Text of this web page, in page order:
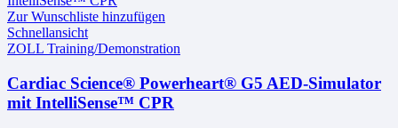
Zur Wunschliste hinzufügen
Schnellansicht
ZOLL Training/Demonstration
Cardiac Science® Powerheart® G5 AED-Simulator
mit IntelliSense™ CPR